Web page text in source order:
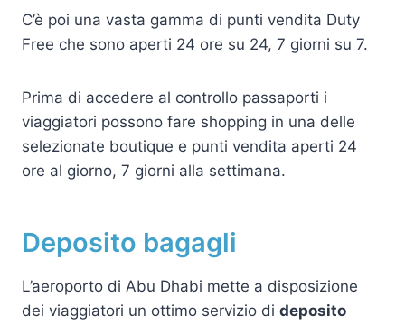
C’è poi una vasta gamma di punti vendita Duty
Free che sono aperti 24 ore su 24, 7 giorni su 7.
Prima di accedere al controllo passaporti i
viaggiatori possono fare shopping in una delle
selezionate boutique e punti vendita aperti 24
ore al giorno, 7 giorni alla settimana.
Deposito bagagli
L’aeroporto di Abu Dhabi mette a disposizione
dei viaggiatori un ottimo servizio di deposito